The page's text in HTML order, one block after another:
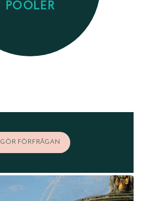
POOLER
GÖR FÖRFRÅGAN